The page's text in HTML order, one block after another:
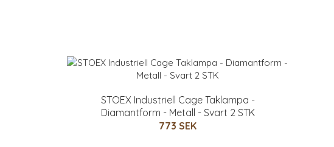
STOEX Industriell Cage Taklampa -
Diamantform - Metall - Svart 2 STK
773 SEK